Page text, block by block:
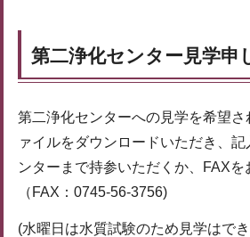
第二浄化センター見学申
第二浄化センターへの見学を希望さ
ァイルをダウンロードいただき、
ンターまで持参いただくか、FAXを
（FAX：0745-56-3756)
(水曜日は水質試験のため見学はで